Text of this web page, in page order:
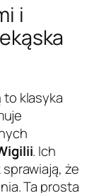
i
to klasyka
. Ich
że
Ta prosta